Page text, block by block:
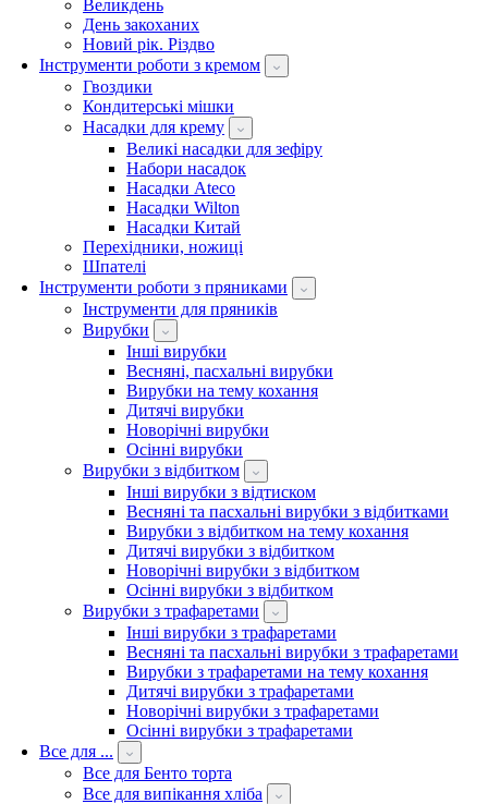
Великдень
День закоханих
Новий рік. Різдво
Інструменти роботи з кремом
Гвоздики
Кондитерські мішки
Насадки для крему
Великі насадки для зефіру
Набори насадок
Насадки Ateco
Насадки Wilton
Насадки Китай
Перехідники, ножиці
Шпателі
Інструменти роботи з пряниками
Інструменти для пряників
Вирубки
Інші вирубки
Весняні, пасхальні вирубки
Вирубки на тему кохання
Дитячі вирубки
Новорічні вирубки
Осінні вирубки
Вирубки з відбитком
Інші вирубки з відтиском
Весняні та пасхальні вирубки з відбитками
Вирубки з відбитком на тему кохання
Дитячі вирубки з відбитком
Новорічні вирубки з відбитком
Осінні вирубки з відбитком
Вирубки з трафаретами
Інші вирубки з трафаретами
Весняні та пасхальні вирубки з трафаретами
Вирубки з трафаретами на тему кохання
Дитячі вирубки з трафаретами
Новорічні вирубки з трафаретами
Осінні вирубки з трафаретами
Все для ...
Все для Бенто торта
Все для випікання хліба